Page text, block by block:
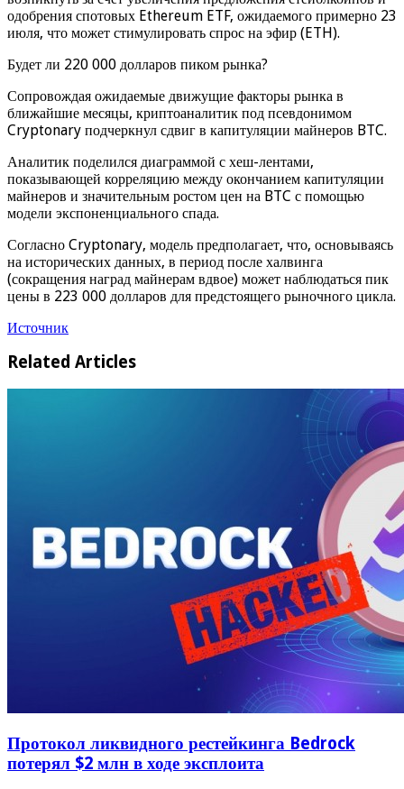
одобрения спотовых Ethereum ETF, ожидаемого примерно 23
июля, что может стимулировать спрос на эфир (ETH).
Будет ли 220 000 долларов пиком рынка?
Сопровождая ожидаемые движущие факторы рынка в
ближайшие месяцы, криптоаналитик под псевдонимом
Cryptonary подчеркнул сдвиг в капитуляции майнеров BTC.
Аналитик поделился диаграммой с хеш-лентами,
показывающей корреляцию между окончанием капитуляции
майнеров и значительным ростом цен на BTC с помощью
модели экспоненциального спада.
Согласно Cryptonary, модель предполагает, что, основываясь
на исторических данных, в период после халвинга
(сокращения наград майнерам вдвое) может наблюдаться пик
цены в 223 000 долларов для предстоящего рыночного цикла.
Источник
Related Articles
Протокол ликвидного рестейкинга Bedrock
потерял $2 млн в ходе эксплоита